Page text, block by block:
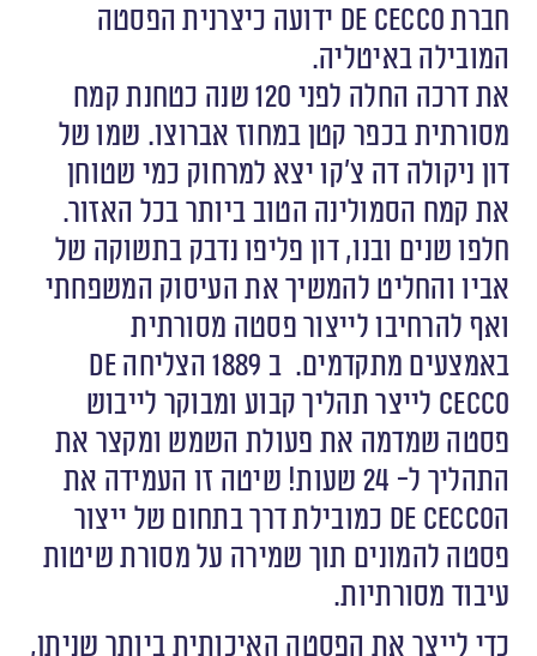
חברת De Cecco ידועה כיצרנית הפסטה
המובילה באיטליה.
את דרכה החלה לפני 120 שנה כטחנת קמח
מסורתית בכפר קטן במחוז אברוצו. שמו של
דון ניקולה דה צ’קו יצא למרחוק כמי שטוחן
את קמח הסמולינה הטוב ביותר בכל האזור.
חלפו שנים ובנו, דון פליפו נדבק בתשוקה של
אביו והחליט להמשיך את העיסוק המשפחתי
ואף להרחיבו לייצור פסטה מסורתית
באמצעים מתקדמים. ב 1889 הצליחה De
Cecco לייצר תהליך קבוע ומבוקר לייבוש
פסטה שמדמה את פעולת השמש ומקצר את
התהליך ל- 24 שעות! שיטה זו העמידה את
הDe Cecco כמובילת דרך בתחום של ייצור
פסטה להמונים תוך שמירה על מסורת שיטות
עיבוד מסורתיות.
כדי לייצר את הפסטה האיכותית ביותר שניתן,